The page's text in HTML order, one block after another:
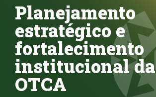
Planejamento
estratégico e
fortalecimento
institucional da
OTCA